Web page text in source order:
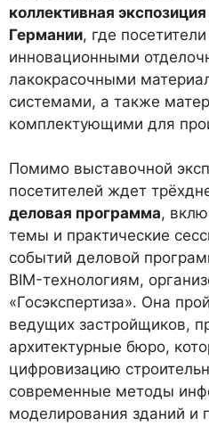
коллективная
Германии, где
инновационными
лакокрасочными
системами, а также
комплектующими для
Помимо выставочной
посетителей ждет
деловая программа,
темы и практические
событий деловой
BIM-технологиям,
«Госэкспертиза». Она
ведущих застройщиков,
архитектурные бюро,
цифровизацию
современные методы
моделирования зданий и